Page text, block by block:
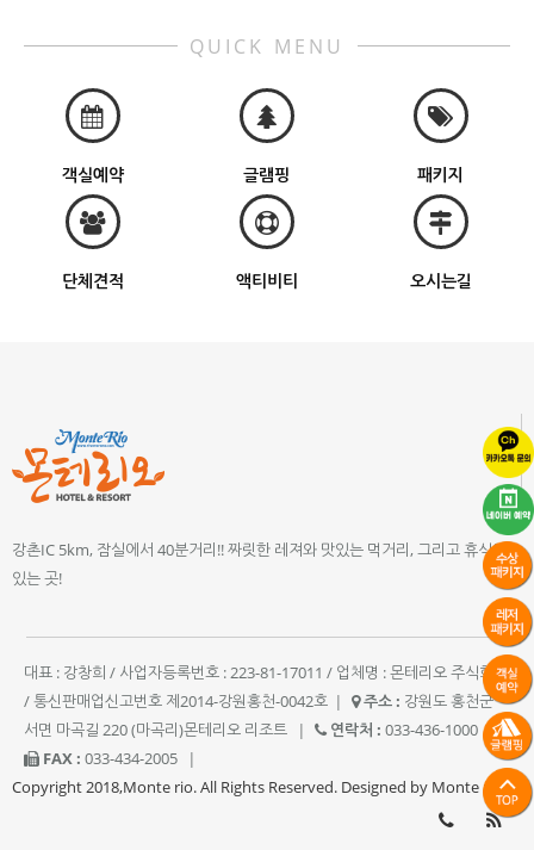
QUICK MENU
객실예약 글램핑 패키지
단체견적 액티비티 오시는길
강촌IC 5km, 잠실에서 40분거리!! 짜릿한 레져와 맛있는 먹거리, 그리고 휴식이
있는 곳!
대표 : 강창희 / 사업자등록번호 : 223-81-17011 / 업체명 : 몬테리오 주식회사
/ 통신판매업신고번호 제2014-강원홍천-0042호 | 주소 : 강원도 홍천군
서면 마곡길 220 (마곡리)몬테리오 리조트
| 연락처 : 033-436-1000
|
FAX : 033-434-2005
|
Copyright 2018,Monte rio. All Rights Reserved. Designed by Monte rio.